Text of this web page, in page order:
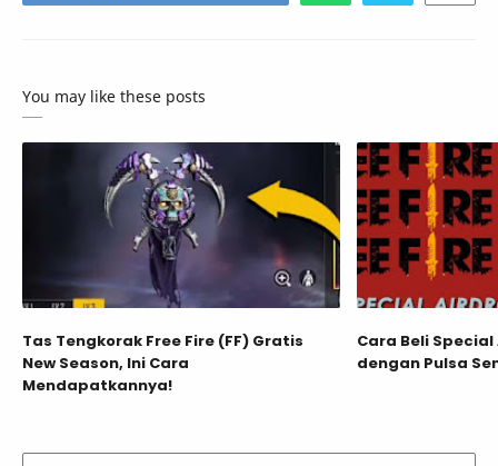
You may like these posts
Tas Tengkorak Free Fire (FF) Gratis
New Season, Ini Cara
Mendapatkannya!
Cara Beli
dengan Pulsa